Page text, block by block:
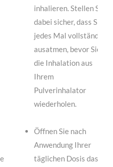
inhalieren. Stellen Sie
dabei sicher, dass Sie
jedes Mal vollständig
ausatmen, bevor Sie
die Inhalation aus
Ihrem
Pulverinhalator
wiederholen.
Öffnen Sie nach
Anwendung Ihrer
täglichen Dosis das